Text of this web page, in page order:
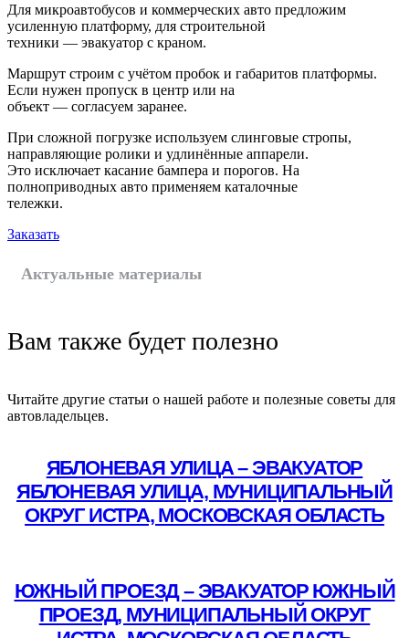
Для микроавтобусов и коммерческих авто предложим
усиленную платформу, для строительной
техники — эвакуатор с краном.
Маршрут строим с учётом пробок и габаритов платформы.
Если нужен пропуск в центр или на
объект — согласуем заранее.
При сложной погрузке используем слинговые стропы,
направляющие ролики и удлинённые аппарели.
Это исключает касание бампера и порогов. На
полноприводных авто применяем каталочные
тележки.
Заказать
Актуальные материалы
Вам также будет полезно
Читайте другие статьи о нашей работе и полезные советы для
автовладельцев.
ЯБЛОНЕВАЯ УЛИЦА – ЭВАКУАТОР
ЯБЛОНЕВАЯ УЛИЦА, МУНИЦИПАЛЬНЫЙ
ОКРУГ ИСТРА, МОСКОВСКАЯ ОБЛАСТЬ
ЮЖНЫЙ ПРОЕЗД – ЭВАКУАТОР ЮЖНЫЙ
ПРОЕЗД, МУНИЦИПАЛЬНЫЙ ОКРУГ